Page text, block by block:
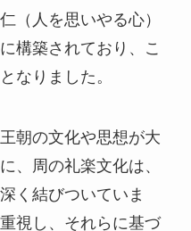
（人を思いやる心）
構築されており、こ
なりました。
朝の文化や思想が大
、周の礼楽文化は、
く結びついていま
視し、それらに基づ